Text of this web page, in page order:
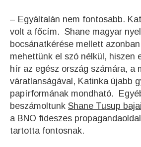
– Egyáltalán nem fontosabb.
volt a főcím. Shane magyar
bocsánatkérése mellett
mehettünk el szó nélkül, hiszen
hír az egész ország számára, a
váratlanságával, Katinka újabb
papírformának mondható.
beszámoltunk Shane Tusup
a BNO fideszes
tartotta fontosnak.